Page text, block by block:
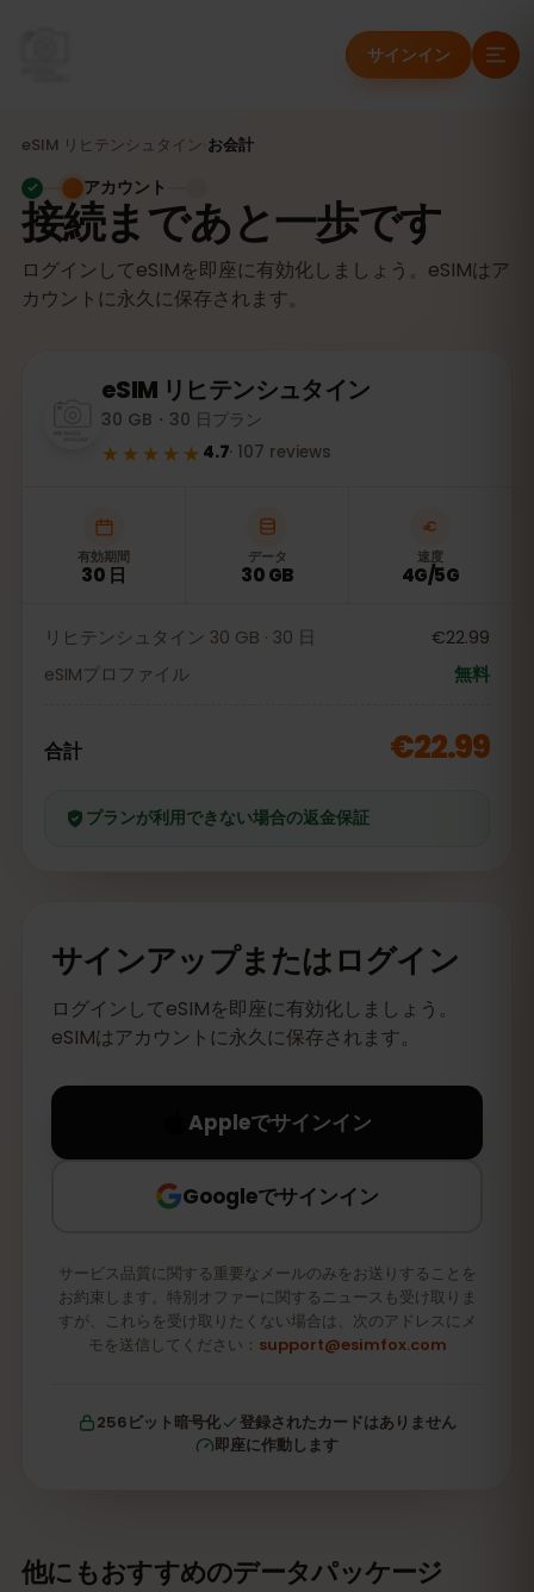
サインイン
eSIM リヒテンシュタイン お会計
接続まであと一歩です
ログインしてeSIMを即座に有効化しましょう。eSIMはア
カウントに永久に保存されます。
アカウント
eSIM リヒテンシュタイン
30 GB・30 日プラン
★★★★★ 4.7· 107 reviews
有効期間
30 日
データ
30 GB
速度
4G/5G
リヒテンシュタイン 30 GB · 30 日
€22.99
eSIMプロファイル
無料
合計 €22.99
プランが利用できない場合の返金保証
サインアップまたはログイン
ログインしてeSIMを即座に有効化しましょう。
eSIMはアカウントに永久に保存されます。
Appleでサインイン
Googleでサインイン
サービス品質に関する重要なメールのみをお送りすることを
お約束します。特別オファーに関するニュースも受け取りま
すが、これらを受け取りたくない場合は、次のアドレスにメ
モを送信してください： support@esimfox.com
256ビット暗号化
登録されたカードはありません
即座に作動します
他にもおすすめのデータパッケージ